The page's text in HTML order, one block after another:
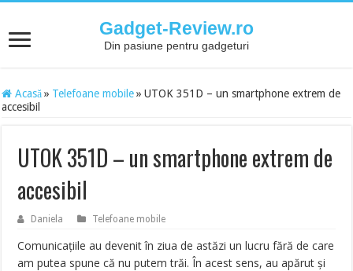
Gadget-Review.ro
Din pasiune pentru gadgeturi
Acasă » Telefoane mobile » UTOK 351D – un smartphone extrem de
accesibil
UTOK 351D – un smartphone extrem de
accesibil
Daniela Telefoane mobile
Comunicaţiile au devenit în ziua de astăzi un lucru fără de care
am putea spune că nu putem trăi. În acest sens, au apărut şi